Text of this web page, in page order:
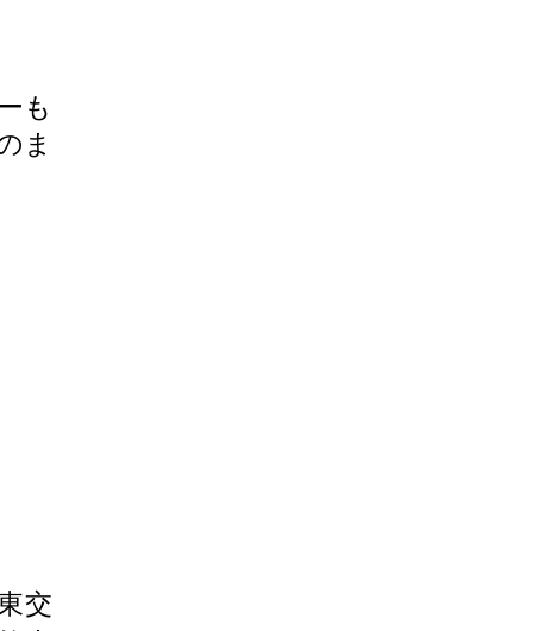
も
ま
交